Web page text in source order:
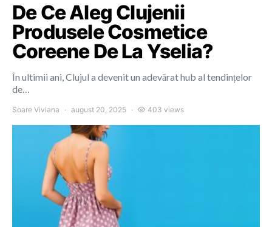
De Ce Aleg Clujenii
Produsele Cosmetice
Coreene De La Yselia?
În ultimii ani, Clujul a devenit un adevărat hub al tendințelor
de…
Soare Viviana august 20, 2025 403 views